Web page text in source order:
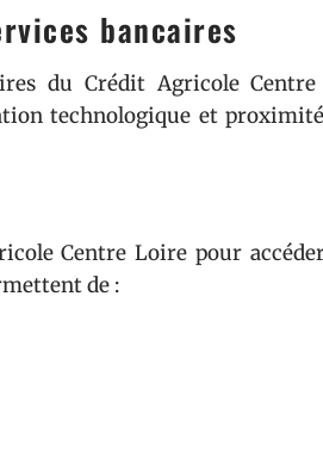
bancaires
du Crédit Agricole
technologique et
Centre Loire pour
de :